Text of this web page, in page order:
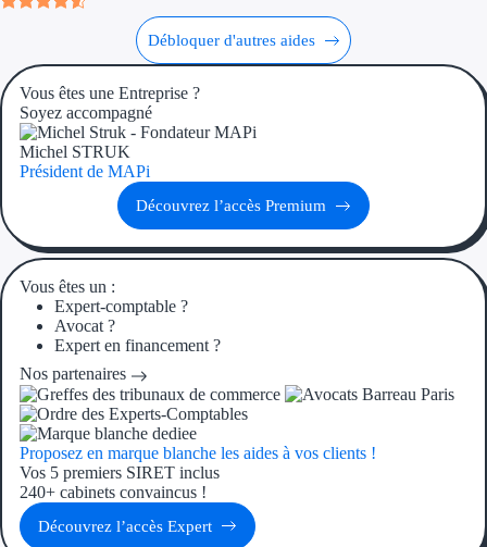
Ressources
Nos guides
Nos partenaires
Débloquer d'autres aides
Vous êtes une Entreprise ?
Soyez accompagné
Michel STRUK
Président de MAPi
Découvrez l’accès Premium
Vous êtes un :
Expert-comptable ?
Avocat ?
Expert en financement ?
Nos partenaires
Proposez en marque blanche les aides à vos clients !
Vos 5 premiers SIRET inclus
240+ cabinets convaincus !
Découvrez l’accès Expert